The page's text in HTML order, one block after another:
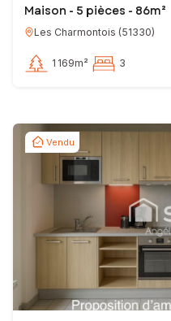
Maison - 5 pièces - 86m²
Les Charmontois (51330)
1 169m² 3
Vendu